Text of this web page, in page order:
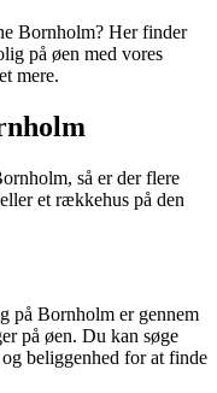
Bornholm? Her finder
på øen med vores
mere.
så er der flere
et rækkehus på den
på Bornholm er gennem
på øen. Du kan søge
beliggenhed for at finde